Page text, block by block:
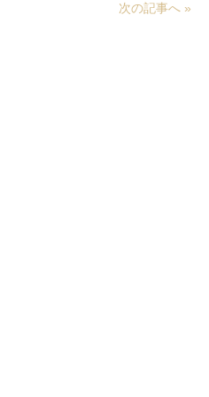
次の記事へ »